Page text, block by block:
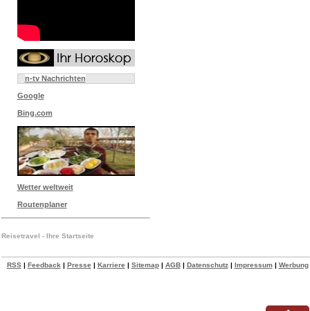
n-tv Nachrichten
Google
Bing.com
Wetter weltweit
Routenplaner
Reisetravel - Ihre Startseite
RSS| Feedback | Presse | Karriere | Sitemap| AGB| Datenschutz| Impressum| Werbung